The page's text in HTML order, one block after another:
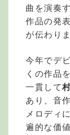
曲を演奏
作品の発
が伝わりま
今年でデ
くの作品
一貫して
あり、音
メロディ
遍的な価